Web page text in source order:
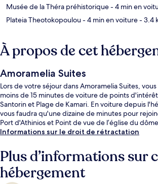
Musée de la Théra préhistorique- 4 min en
Plateia Theotokopoulou- 4 min en voiture- 3.4
À propos de cet
Amoramelia Suites
Lors de votre séjour dans Amoramelia Suites,
moins de 15 minutes de voiture de points
Santorin et Plage de Kamari. En voiture depuis
vous faudra qu'une dizaine de minutes pour
Port d'Athinios et Point de vue de l’église du
Informations sur le droit de rétractation
Plus d’informations sur
hébergement